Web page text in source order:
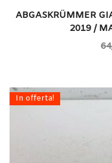
ABGASKRÜMMER
2019 /
In offerta!